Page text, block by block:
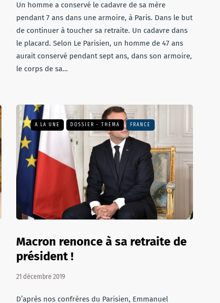
Un homme a conservé le cadavre de sa mère
pendant 7 ans dans une armoire, à Paris. Dans le but
de continuer à toucher sa retraite. Un cadavre dans
le placard. Selon Le Parisien, un homme de 47 ans
aurait conservé pendant sept ans, dans son armoire,
le corps de sa…
A LA UNE DOSSIER - THEMA FRANCE
Macron renonce à sa retraite de
président !
21 décembre 2019
D’après nos confrères du Parisien, Emmanuel